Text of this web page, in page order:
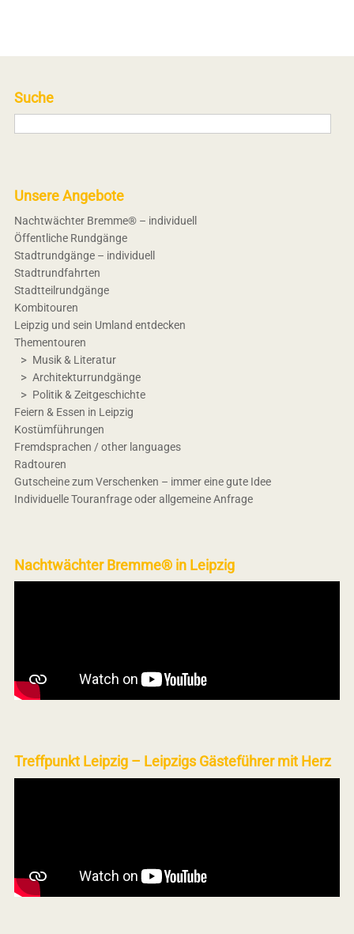
Suche
Unsere Angebote
Nachtwächter Bremme® – individuell
Öffentliche Rundgänge
Stadtrundgänge – individuell
Stadtrundfahrten
Stadtteilrundgänge
Kombitouren
Leipzig und sein Umland entdecken
Thementouren
Musik & Literatur
Architekturrundgänge
Politik & Zeitgeschichte
Feiern & Essen in Leipzig
Kostümführungen
Fremdsprachen / other languages
Radtouren
Gutscheine zum Verschenken – immer eine gute Idee
Individuelle Touranfrage oder allgemeine Anfrage
Nachtwächter Bremme® in Leipzig
Treffpunkt Leipzig – Leipzigs Gästeführer mit Herz